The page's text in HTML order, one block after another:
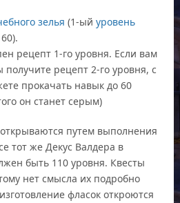
зелья (1-ый уровень
рецепт 1-го уровня. Если вам
получите рецепт 2-го уровня, с
прокачать навык до 60
он станет серым)
путем выполнения
тот же Декус Валдера в
быть 110 уровня. Квесты
нет смысла их подробно
фласок откроются